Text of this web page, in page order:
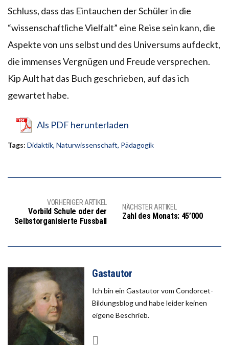
Schluss, dass das Eintauchen der Schüler in die
“wissenschaftliche Vielfalt” eine Reise sein kann, die
Aspekte von uns selbst und des Universums aufdeckt,
die immenses Vergnügen und Freude versprechen.
Kip Ault hat das Buch geschrieben, auf das ich
gewartet habe.
Als PDF herunterladen
Tags: Didaktik, Naturwissenschaft, Pädagogik
VORHERIGER ARTIKEL
Vorbild Schule oder der
Selbstorganisierte Fussball
NÄCHSTER ARTIKEL
Zahl des Monats: 45’000
Gastautor
Ich bin ein Gastautor vom Condorcet-
Bildungsblog und habe leider keinen
eigene Beschrieb.